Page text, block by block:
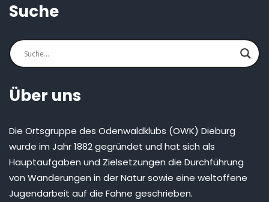
Suche
Über uns
Die Ortsgruppe des Odenwaldklubs (OWK) Dieburg
wurde im Jahr 1882 gegründet und hat sich als
Hauptaufgaben und Zielsetzungen die Durchführung
von Wanderungen in der Natur sowie eine weltoffene
Jugendarbeit auf die Fahne geschrieben.